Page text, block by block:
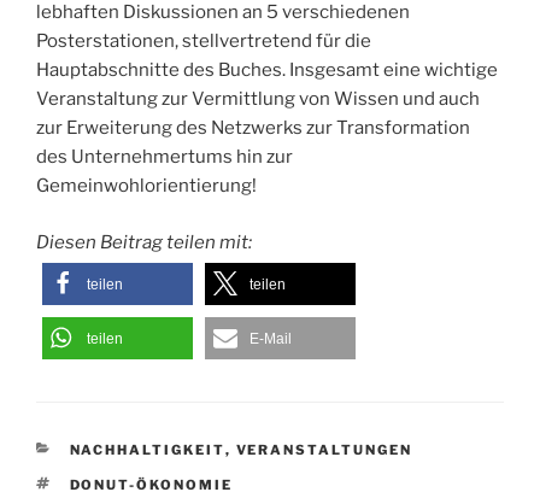
lebhaften Diskussionen an 5 verschiedenen
Posterstationen, stellvertretend für die
Hauptabschnitte des Buches. Insgesamt eine wichtige
Veranstaltung zur Vermittlung von Wissen und auch
zur Erweiterung des Netzwerks zur Transformation
des Unternehmertums hin zur
Gemeinwohlorientierung!
Diesen Beitrag teilen mit:
teilen teilen
teilen E-Mail
KATEGORIEN
NACHHALTIGKEIT, VERANSTALTUNGEN
SCHLAGWÖRTER
DONUT-ÖKONOMIE